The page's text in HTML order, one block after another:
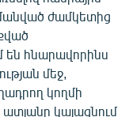
ժամկետից
են հնարավորինս
մեջ,
կողմի
ատյանը կայացնում